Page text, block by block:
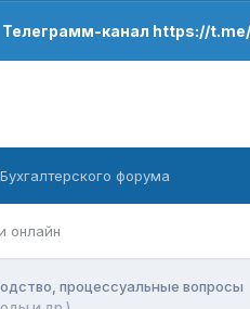
Телеграмм-канал https://
онлайн
форума
процессуальные вопросы